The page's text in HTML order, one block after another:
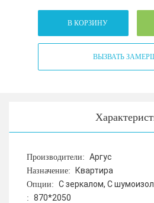
В КОРЗИНУ
ВЫЗВАТЬ
Производители: Аргус
Назначение: Квартира
Опции: С зеркалом, С
: 870*2050